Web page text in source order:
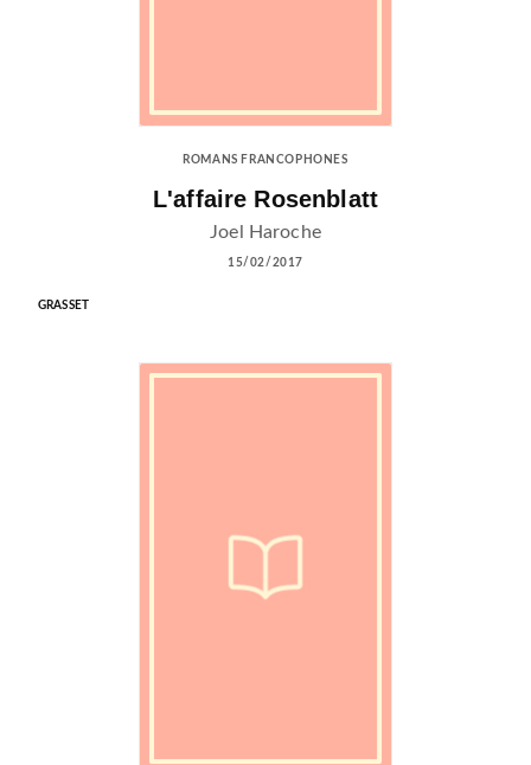
ROMANS FRANCOPHONES
L'affaire Rosenblatt
Joel Haroche
15/02/2017
GRASSET